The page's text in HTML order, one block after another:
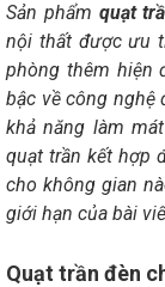
Sản phẩm quạt
nội thất được ưu
phòng thêm hiện
bậc về công nghệ
khả năng làm
quạt trần kết hợp
cho không gian
giới hạn của bài
Quạt trần đèn